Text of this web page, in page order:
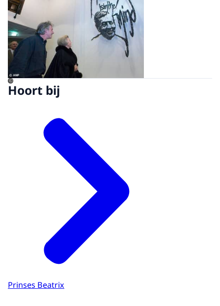
©
Hoort bij
Prinses Beatrix